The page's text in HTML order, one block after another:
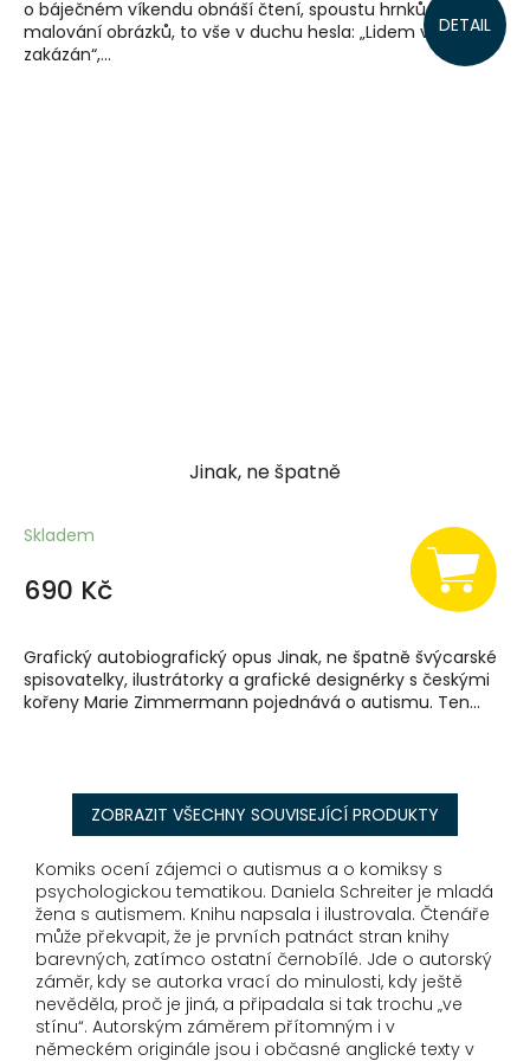
DETAIL
o báječném víkendu obnáší čtení, spoustu hrnků čaje a
malování obrázků, to vše v duchu hesla: „Lidem vstup
zakázán“,...
Jinak, ne špatně
Skladem
690 Kč
Grafický autobiografický opus Jinak, ne špatně švýcarské
spisovatelky, ilustrátorky a grafické designérky s českými
kořeny Marie Zimmermann pojednává o autismu. Ten...
ZOBRAZIT VŠECHNY SOUVISEJÍCÍ PRODUKTY
Komiks ocení zájemci o autismus a o komiksy s
psychologickou tematikou. Daniela Schreiter je mladá
žena s autismem. Knihu napsala i ilustrovala. Čtenáře
může překvapit, že je prvních patnáct stran knihy
barevných, zatímco ostatní černobílé. Jde o autorský
záměr, kdy se autorka vrací do minulosti, kdy ještě
nevěděla, proč je jiná, a připadala si tak trochu „ve
stínu“. Autorským záměrem přítomným i v
německém originále jsou i občasné anglické texty v